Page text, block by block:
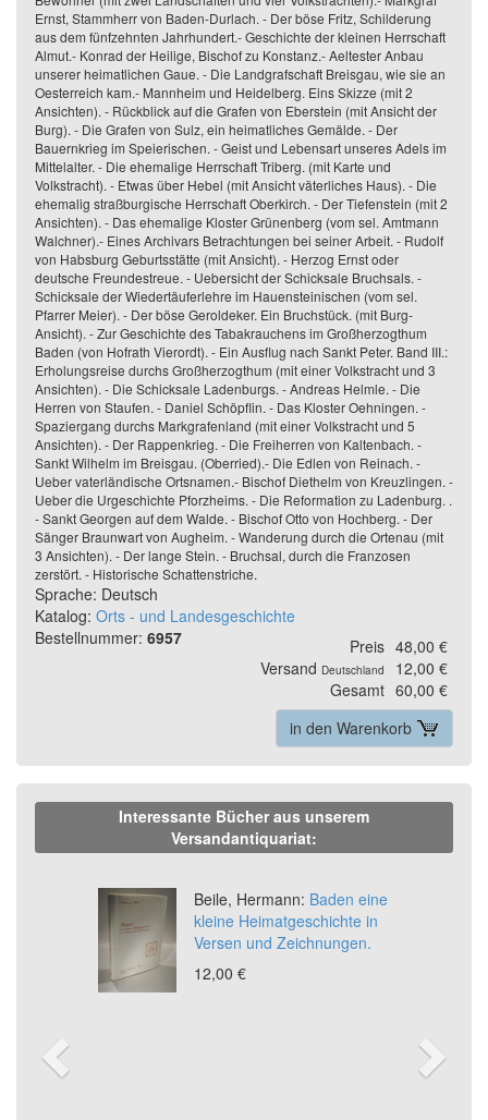
Ernst, Stammherr von Baden-Durlach. - Der böse Fritz, Schilderung
aus dem fünfzehnten Jahrhundert.- Geschichte der kleinen Herrschaft
Almut.- Konrad der Heilige, Bischof zu Konstanz.- Aeltester Anbau
unserer heimatlichen Gaue. - Die Landgrafschaft Breisgau, wie sie an
Oesterreich kam.- Mannheim und Heidelberg. Eins Skizze (mit 2
Ansichten). - Rückblick auf die Grafen von Eberstein (mit Ansicht der
Burg). - Die Grafen von Sulz, ein heimatliches Gemälde. - Der
Bauernkrieg im Speierischen. - Geist und Lebensart unseres Adels im
Mittelalter. - Die ehemalige Herrschaft Triberg. (mit Karte und
Volkstracht). - Etwas über Hebel (mit Ansicht väterliches Haus). - Die
ehemalig straßburgische Herrschaft Oberkirch. - Der Tiefenstein (mit 2
Ansichten). - Das ehemalige Kloster Grünenberg (vom sel. Amtmann
Walchner).- Eines Archivars Betrachtungen bei seiner Arbeit. - Rudolf
von Habsburg Geburtsstätte (mit Ansicht). - Herzog Ernst oder
deutsche Freundestreue. - Uebersicht der Schicksale Bruchsals. -
Schicksale der Wiedertäuferlehre im Hauensteinischen (vom sel.
Pfarrer Meier). - Der böse Geroldeker. Ein Bruchstück. (mit Burg-
Ansicht). - Zur Geschichte des Tabakrauchens im Großherzogthum
Baden (von Hofrath Vierordt). - Ein Ausflug nach Sankt Peter. Band III.:
Erholungsreise durchs Großherzogthum (mit einer Volkstracht und 3
Ansichten). - Die Schicksale Ladenburgs. - Andreas Helmle. - Die
Herren von Staufen. - Daniel Schöpflin. - Das Kloster Oehningen. -
Spaziergang durchs Markgrafenland (mit einer Volkstracht und 5
Ansichten). - Der Rappenkrieg. - Die Freiherren von Kaltenbach. -
Sankt Wilhelm im Breisgau. (Oberried).- Die Edlen von Reinach. -
Ueber vaterländische Ortsnamen.- Bischof Diethelm von Kreuzlingen. -
Ueber die Urgeschichte Pforzheims. - Die Reformation zu Ladenburg. .
- Sankt Georgen auf dem Walde. - Bischof Otto von Hochberg. - Der
Sänger Braunwart von Augheim. - Wanderung durch die Ortenau (mit
3 Ansichten). - Der lange Stein. - Bruchsal, durch die Franzosen
zerstört. - Historische Schattenstriche.
Sprache: Deutsch
Katalog: Orts - und Landesgeschichte
Bestellnummer: 6957 Preis 48,00 €
Versand Deutschland
12,00 €
Gesamt 60,00 €
in den Warenkorb
Interessante Bücher aus unserem
Versandantiquariat:
Beile, Hermann: Baden eine
kleine Heimatgeschichte in
Versen und Zeichnungen.
12,00 €
Previous